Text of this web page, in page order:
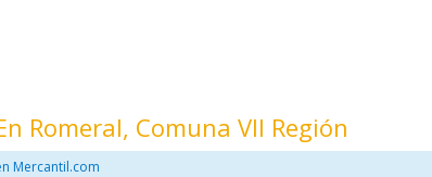
Romeral, Comuna VII Región
Mercantil.com